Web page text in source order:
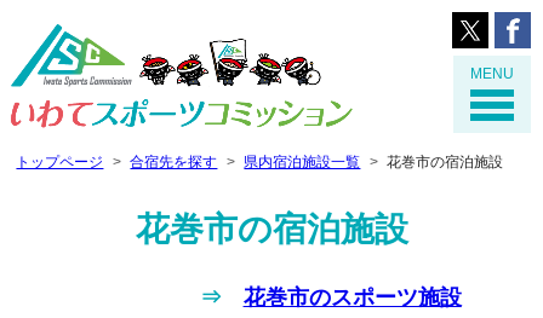
MENU
トップページ 合宿先を探す 県内宿泊施設一覧 花巻市の宿泊施設
花巻市の宿泊施設
⇒ 花巻市のスポーツ施設